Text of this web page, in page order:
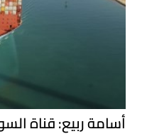
أسامة ربيع: قناة